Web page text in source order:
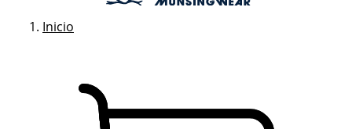
Inicio